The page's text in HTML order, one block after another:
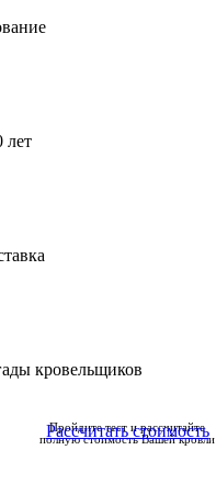
лет
кровельщиков
Пройдите тест и рассчитайте
полную стоимость Вашей кровли
Рассчитать стоимость